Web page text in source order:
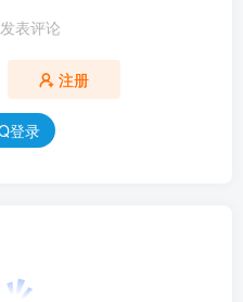
表评论
注册
登录